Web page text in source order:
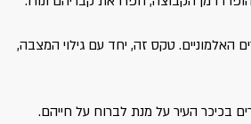
האלמוניים. טקס זה, יחד עם גילוי המצבה,
בכיכר העיר על מנת לברוח על חייהם.